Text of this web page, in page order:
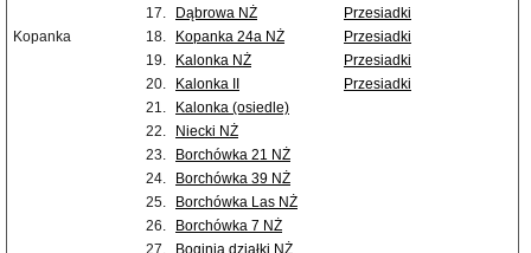
17.
Dąbrowa NŻ
Przesiadki
Kopanka
18. Kopanka 24a NŻ
Przesiadki
19.
Kalonka NŻ
Przesiadki
20.
Kalonka II
Przesiadki
21.
Kalonka (osiedle)
22.
Niecki NŻ
23.
Borchówka 21 NŻ
24.
Borchówka 39 NŻ
25.
Borchówka Las NŻ
26.
Borchówka 7 NŻ
27.
Boginia działki NŻ